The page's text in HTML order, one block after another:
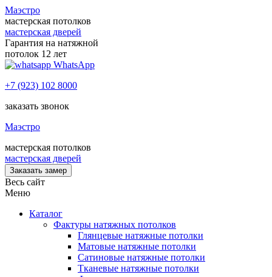
Маэстро
мастерская потолков
мастерская дверей
Гарантия на натяжной
потолок 12 лет
WhatsApp
+7 (923) 102 8000
заказать звонок
Маэстро
мастерская потолков
мастерская дверей
Заказать замер
Весь сайт
Меню
Каталог
Фактуры натяжных потолков
Глянцевые натяжные потолки
Матовые натяжные потолки
Сатиновые натяжные потолки
Тканевые натяжные потолки